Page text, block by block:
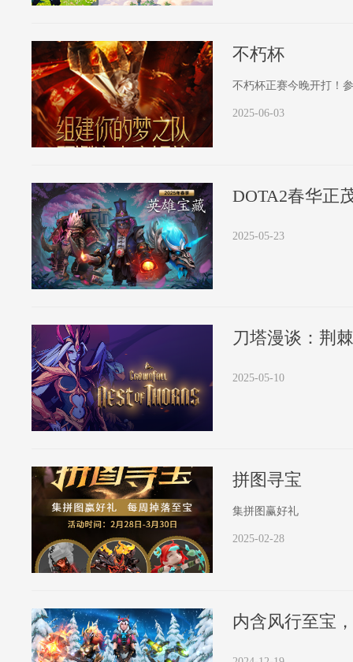
不朽杯
不朽杯正赛今晚开打！
2025-06-03
2025-05-23
刀塔漫谈：荆
2025-05-10
拼图寻宝
集拼图赢好礼
2025-02-28